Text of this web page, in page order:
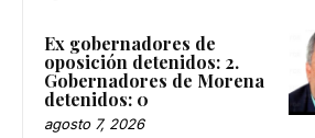
Ex gobernadores de
oposición detenidos: 2.
Gobernadores de Morena
detenidos: 0
agosto 7, 2026